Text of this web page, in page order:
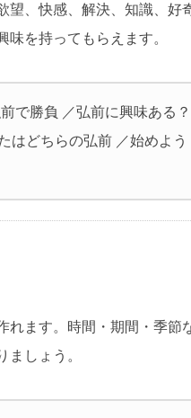
望、快感、解決、知識、好
を持ってもらえます。
で勝負 ／弘前に興味ある？
はどちらの弘前 ／始めよう
れます。時間・期間・季節
しょう。